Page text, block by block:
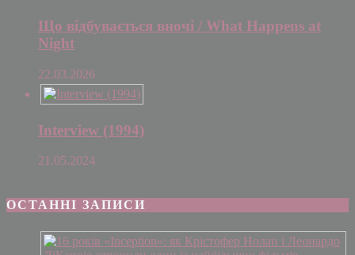
Що відбувається вночі / What Happens at
Night
22.03.2026
Interview (1994)
21.05.2024
ОСТАННІ ЗАПИСИ